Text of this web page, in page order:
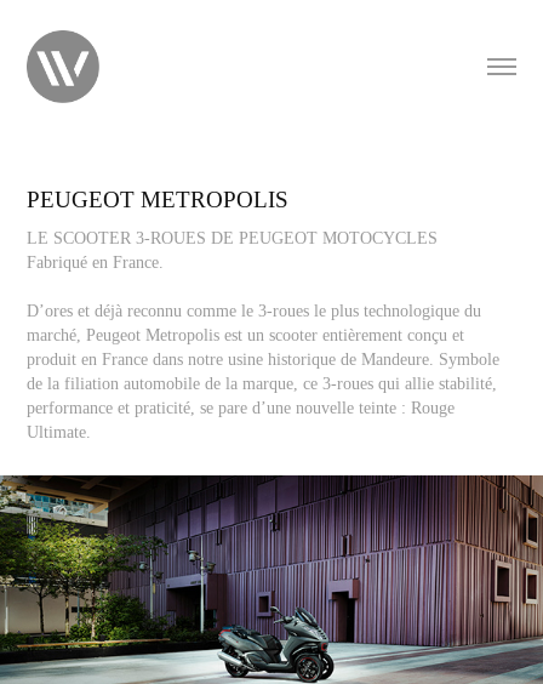
PEUGEOT METROPOLIS
LE SCOOTER 3-ROUES DE PEUGEOT MOTOCYCLES
Fabriqué en France.
D’ores et déjà reconnu comme le 3-roues le plus technologique du
marché, Peugeot Metropolis est un scooter entièrement conçu et
produit en France dans notre usine historique de Mandeure. Symbole
de la filiation automobile de la marque, ce 3-roues qui allie stabilité,
performance et praticité, se pare d’une nouvelle teinte : Rouge
Ultimate.